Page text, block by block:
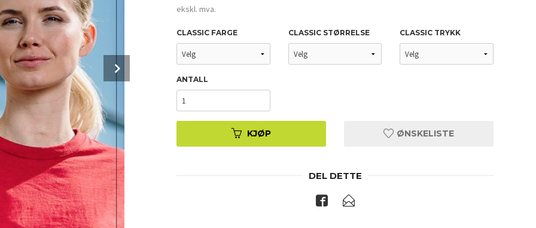
ekskl. mva.
CLASSIC FARGE CLASSIC STØRRELSE CLASSIC TRYKK
ANTALL
KJØP ØNSKELISTE
DEL DETTE